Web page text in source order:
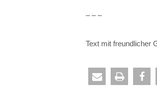
– – –
Text mit freundlicher